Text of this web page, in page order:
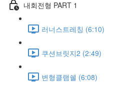
내회전형 PART 1
러너스트레칭 (6:10)
쿠션브릿지2 (2:49)
변형클램쉘 (6:08)